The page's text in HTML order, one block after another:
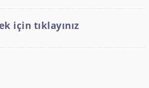
için tıklayınız